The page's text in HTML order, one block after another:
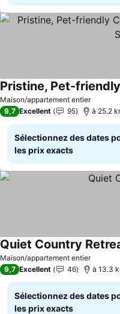
Maison/appartement entier
Consulter les prix
9,7 Excellent 95 à 25.2
Sélectionnez des dates
les prix exacts
Maison/appartement entier
Quiet Country
9,7 Excellent 46 à 13.3
Sélectionnez des dates
les prix exacts